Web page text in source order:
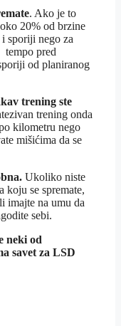
. Ako je to
20% od brzine
sporiji nego za
pred
od planiranog
trening ste
trening onda
kilometru nego
mišićima da se
Ukoliko niste
koju se spremate,
imajte na umu da
sebi.
neki od
savet za LSD